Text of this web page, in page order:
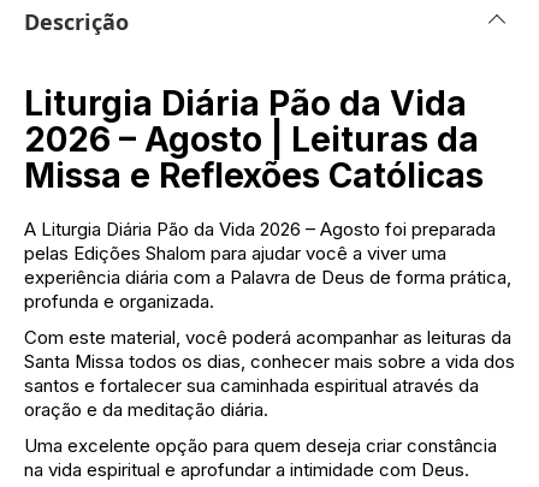
Descrição
Liturgia Diária Pão da Vida
2026 – Agosto | Leituras da
Missa e Reflexões Católicas
A Liturgia Diária Pão da Vida 2026 – Agosto foi preparada
pelas Edições Shalom para ajudar você a viver uma
experiência diária com a Palavra de Deus de forma prática,
profunda e organizada.
Com este material, você poderá acompanhar as leituras da
Santa Missa todos os dias, conhecer mais sobre a vida dos
santos e fortalecer sua caminhada espiritual através da
oração e da meditação diária.
Uma excelente opção para quem deseja criar constância
na vida espiritual e aprofundar a intimidade com Deus.